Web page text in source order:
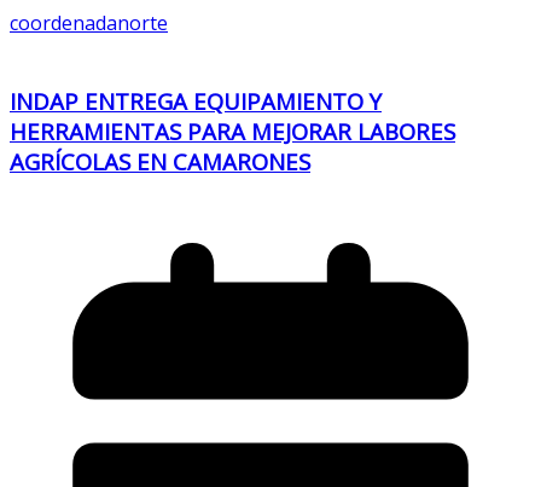
coordenadanorte
INDAP ENTREGA EQUIPAMIENTO Y
HERRAMIENTAS PARA MEJORAR LABORES
AGRÍCOLAS EN CAMARONES